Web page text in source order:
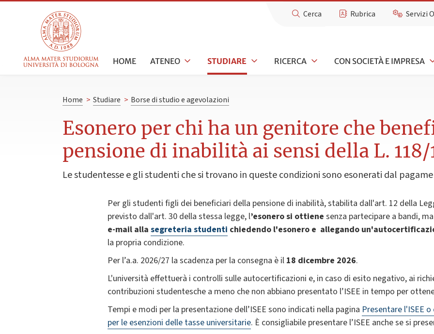
Cerca Rubrica Servizi
HOME ATENEO STUDIARE RICERCA CON SOCIETÀ E IMPRESA
Home > Studiare > Borse di studio e agevolazioni
Esonero per chi ha un genitore che
pensione di inabilità ai sensi della L. 118/
Le studentesse e gli studenti che si trovano in queste condizioni sono esonerati dal
Per gli studenti figli dei beneficiari della pensione di inabilità, stabilita dall'art. 12 della
previsto dall'art. 30 della stessa legge, l’esonerosi ottiene senza partecipare a bandi,
e-mail alla segreteria studenti chiedendo l'esonero e allegando
la propria condizione.
Per l’a.a. 2026/27 la scadenza per la consegna è il 18 dicembre 2026.
L'università effettuerà i controlli sulle autocertificazioni e, in caso di esito negativo, ai
contribuzioni studentesche a meno che non abbiano presentato l’ISEE in tempo per
Tempi e modi per la presentazione dell’ISEE sono indicati nella pagina Presentare l'ISEE
per le esenzioni delle tasse universitarie. È consigliabile presentare l’ISEE anche se si